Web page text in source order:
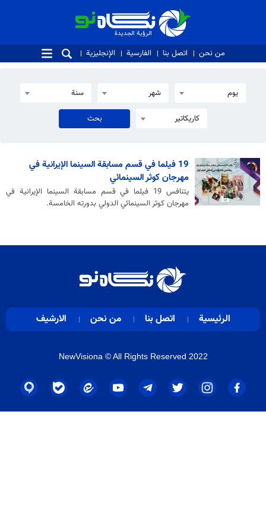
الرؤية الجديدة
الرؤية الجديدة
من نحن اتصل بنا الفارسية الإنجليزية
يوم شهر سنة
كاريكاتير
19 فيلما في قسم مسابقة السينما الإيرانية في
مهرجان كوثر السينمائي
يتنافس 19 فيلما في قسم مسابقة السينما الإيرانية في
مهرجان كوثر السينمائي الدولي بدورته الخامسة.
الرئيسية اتصل بنا من نحن الارشيف
NewVisiona © All Rights Reserved 2022